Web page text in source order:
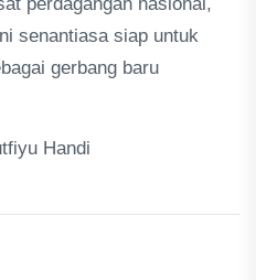
senantiasa siap untuk
gerbang baru
Handi